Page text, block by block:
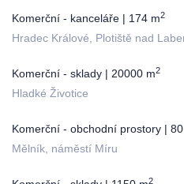
Komerční - kanceláře | 174 m2
Hradec Králové, Plotiště nad
Komerční - sklady | 20000 m2
Hladké Životice
Komerční - obchodní prostory |
Mělník, náměstí Míru
2